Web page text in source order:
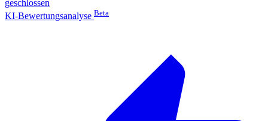
geschlossen
KI-Bewertungsanalyse Beta